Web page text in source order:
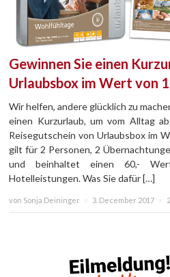
Gewinnen Sie einen
Urlaubsbox im Wert von
Wir helfen, andere glücklich zu
einen Kurzurlaub, um vom Alltag
Reisegutschein von Urlaubsbox im
gilt für 2 Personen, 2
und beinhaltet einen 60,-
Hotelleistungen. Was Sie dafür […]
von Sonja Deininger 3. December 2017